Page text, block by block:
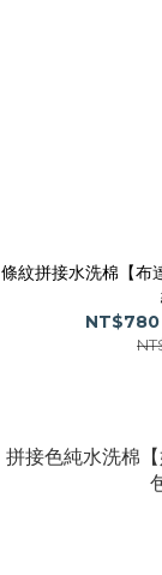
條紋拼接水洗棉【布